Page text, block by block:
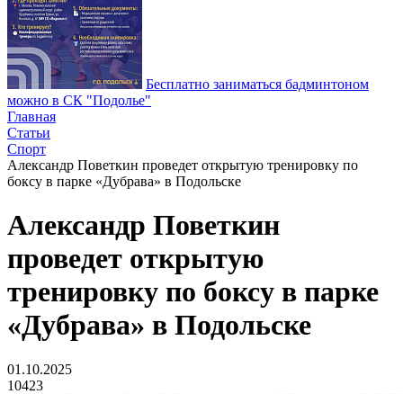
Бесплатно заниматься бадминтоном
можно в СК "Подолье"
Главная
Статьи
Спорт
Александр Поветкин проведет открытую тренировку по
боксу в парке «Дубрава» в Подольске
Александр Поветкин
проведет открытую
тренировку по боксу в парке
«Дубрава» в Подольске
01.10.2025
10423